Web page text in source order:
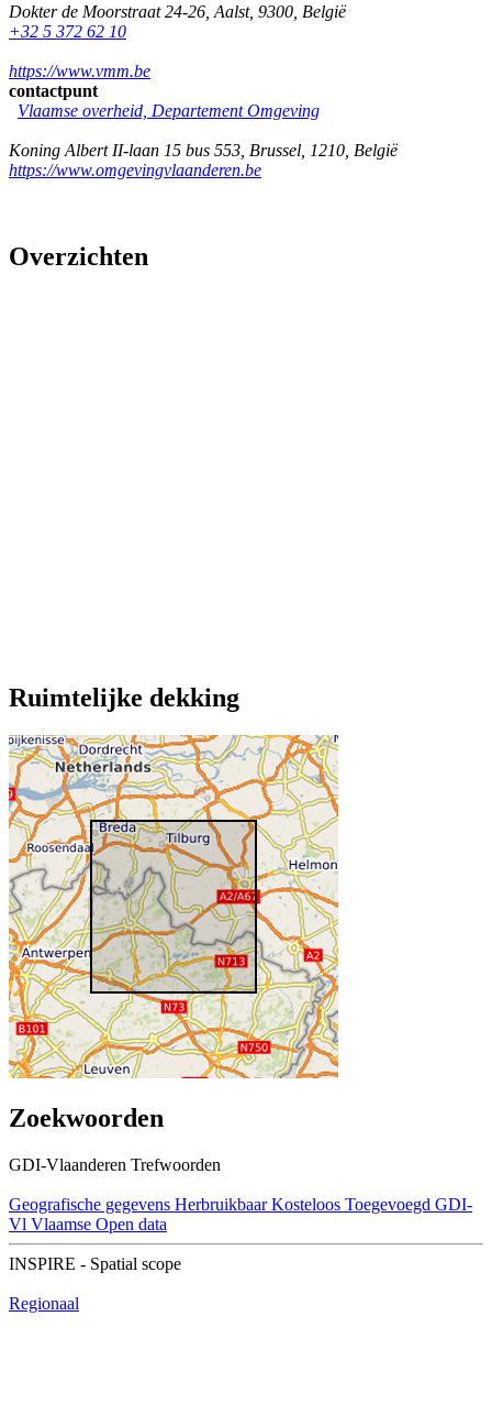
Dokter de Moorstraat 24-26 Aalst, 9300 België
+32 5 372 62 10
https://www.vmm.be
contactpunt
Vlaamse overheid, Departement Omgeving
Koning Albert II-laan 15 bus 553 Brussel 1210 België
https://www.omgevingvlaanderen.be
Overzichten
Ruimtelijke dekking
Zoekwoorden
GDI-Vlaanderen Trefwoorden
Geografische gegevens Herbruikbaar Kosteloos Toegevoegd GDI-
Vl Vlaamse Open data
INSPIRE - Spatial scope
Regionaal